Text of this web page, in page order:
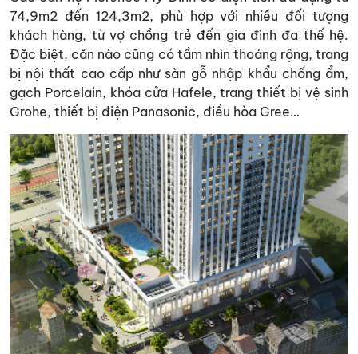
74,9m2 đến 124,3m2, phù hợp với nhiều đối tượng
khách hàng, từ vợ chồng trẻ đến gia đình đa thế hệ.
Đặc biệt, căn nào cũng có tầm nhìn thoáng rộng, trang
bị nội thất cao cấp như sàn gỗ nhập khẩu chống ẩm,
gạch Porcelain, khóa cửa Hafele, trang thiết bị vệ sinh
Grohe, thiết bị điện Panasonic, điều hòa Gree…